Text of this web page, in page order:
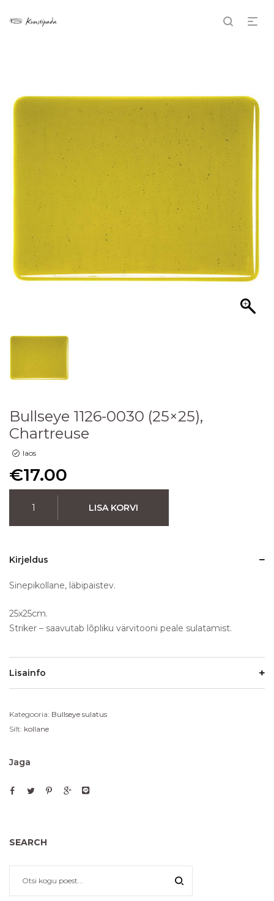
Bullseye 1126-0030 (25×25),
Chartreuse
laos
€17.00
LISA KORVI
Kirjeldus
Sinepikollane, läbipaistev.
25x25cm.
Striker – saavutab lõpliku värvitooni peale sulatamist.
Lisainfo
Kategooria: Bullseye sulatus
Silt: kollane
Jaga
SEARCH